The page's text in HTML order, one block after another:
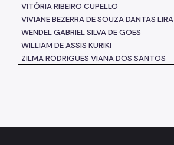
VITÓRIA RIBEIRO CUPELLO
VIVIANE BEZERRA DE SOUZA DANTAS LIRA
WENDEL GABRIEL SILVA DE GOES
WILLIAM DE ASSIS KURIKI
ZILMA RODRIGUES VIANA DOS SANTOS